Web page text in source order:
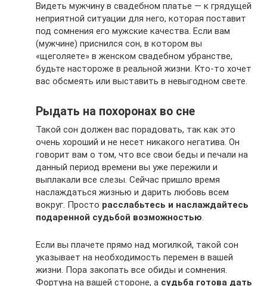
Видеть мужчину в свадебном платье — к грядущей
неприятной ситуации для него, которая поставит
под сомнения его мужские качества. Если вам
(мужчине) приснился сон, в котором вы
«щеголяете» в женском свадебном убранстве,
будьте настороже в реальной жизни. Кто-то хочет
вас обсмеять или выставить в невыгодном свете.
Рыдать на похоронах во сне
Такой сон должен вас порадовать, так как это
очень хороший и не несет никакого негатива. Он
говорит вам о том, что все свои беды и печали на
данный период времени вы уже пережили и
выплакали все слезы. Сейчас пришло время
наслаждаться жизнью и дарить любовь всем
вокруг. Просто расслабьтесь и наслаждайтесь
подаренной судьбой возможностью.
Если вы плачете прямо над могилкой, такой сон
указывает на необходимость перемен в вашей
жизни. Пора закопать все обиды и сомнения.
Фортуна на вашей стороне, а судьба готова дать